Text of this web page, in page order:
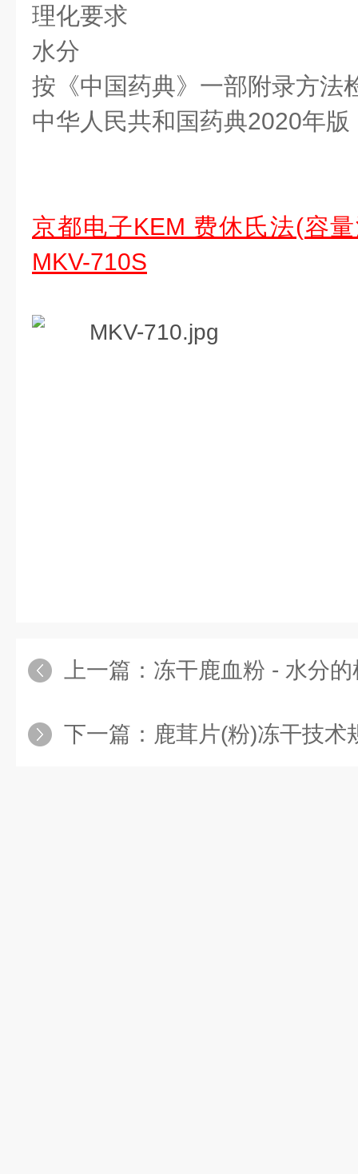
理化要求
水分
按《中国药典》一部附录方法
中华人民共和国药典2020年
京都电子KEM 费休氏法(容
MKV-710S
上一篇： 冻干鹿血粉 - 水分的
下一篇： 鹿茸片(粉)冻干技术